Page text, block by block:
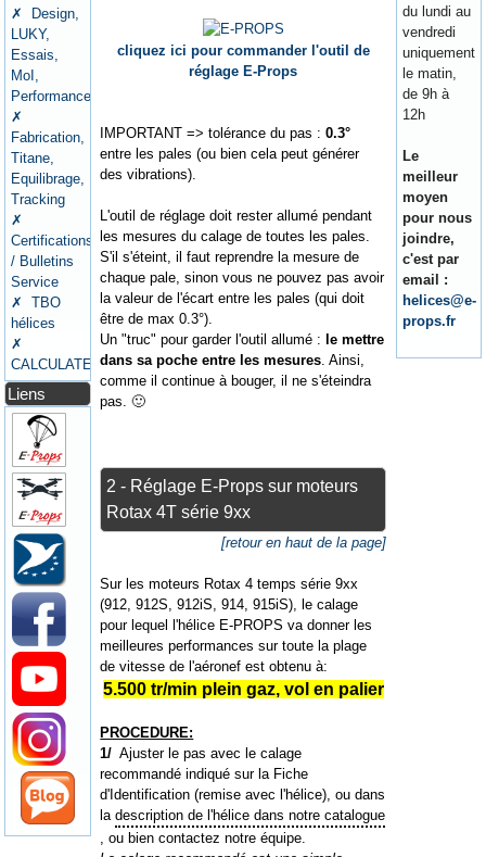
✗ Design,
LUKY,
Essais,
MoI,
Performances
✗
Fabrication,
Titane,
Equilibrage,
Tracking
✗
Certifications
/ Bulletins
Service
✗ TBO
hélices
✗
CALCULATEURS
Liens
cliquez ici pour commander l'outil de
réglage E-Props
IMPORTANT => tolérance du pas :0.3°
entre les pales (ou bien cela peut générer
des vibrations).
L'outil de réglage doit rester allumé pendant
les mesures du calage de toutes les pales.
S'il s'éteint, il faut reprendre la mesure de
chaque pale, sinon vous ne pouvez pas avoir
la valeur de l'écart entre les pales (qui doit
être de max 0.3°).
Un "truc" pour garder l'outil allumé :le mettre
dans sa poche entre les mesures . Ainsi,
comme il continue à bouger, il ne s'éteindra
pas. 🙂
2 - Réglage E-Props sur moteurs
Rotax 4T série 9xx
[retour en haut de la page]
Sur les moteurs Rotax 4 temps série 9xx
(912, 912S, 912iS, 914, 915iS), le calage
pour lequel l'hélice E-PROPS va donner les
meilleures performances sur toute la plage
de vitesse de l'aéronef est obtenu à:
5.500 tr/min plein gaz, vol en palier
PROCEDURE:
1/ Ajuster le pas avec le calage
recommandé indiqué sur la Fiche
d'Identification (remise avec l'hélice), ou dans
ladescription de l'hélice dans notre catalogue
, ou bien contactez notre équipe.
du lundi au
vendredi
uniquement
le matin,
de 9h à
12h
Le
meilleur
moyen
pour nous
joindre,
c'est par
email :
helices@e-
props.fr